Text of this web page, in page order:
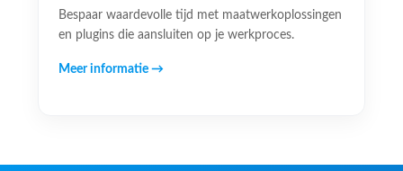
Bespaar waardevolle tijd met maatwerkoplossingen
en plugins die aansluiten op je werkproces.
Meer informatie →